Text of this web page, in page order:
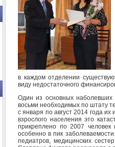
в каждом отделении
виду недостаточного
Один из основных наболевших
восьми необходимых по штату
с января по август 2014 года
взрослого населения это
прикреплено по 2007
особенно в пик
педиатров, медицинских